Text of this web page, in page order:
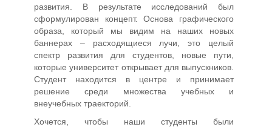
развития. В результате исследований был
сформулирован концепт. Основа графического
образа, который мы видим на наших новых
баннерах – расходящиеся лучи, это целый
спектр развития для студентов, новые пути,
которые университет открывает для выпускников.
Студент находится в центре и принимает
решение среди множества учебных и
внеучебных траекторий.
Хочется, чтобы наши студенты были